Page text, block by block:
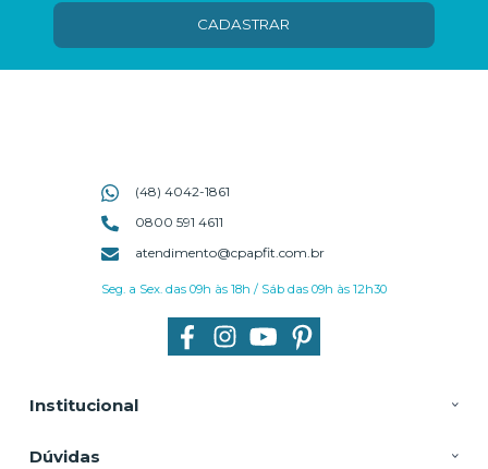
CADASTRAR
Institucional
Dúvidas
(48) 4042-1861
0800 591 4611
atendimento@cpapfit.com.br
Seg. a Sex. das 09h às 18h / Sáb das 09h às 12h30